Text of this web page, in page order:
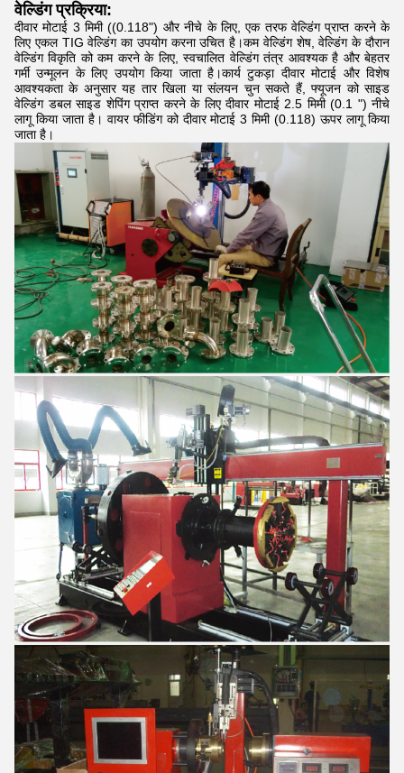
वेल्डिंग प्रक्रिया:
दीवार मोटाई 3 मिमी ((0.118") और नीचे के लिए, एक तरफ वेल्डिंग प्राप्त करने के
लिए एकल TIG वेल्डिंग का उपयोग करना उचित है।कम वेल्डिंग शेष, वेल्डिंग के दौरान
वेल्डिंग विकृति को कम करने के लिए, स्वचालित वेल्डिंग तंत्र आवश्यक है और बेहतर
गर्मी उन्मूलन के लिए उपयोग किया जाता है।कार्य टुकड़ा दीवार मोटाई और विशेष
आवश्यकता के अनुसार यह तार खिला या संलयन चुन सकते हैं, फ्यूजन को साइड
वेल्डिंग डबल साइड शेपिंग प्राप्त करने के लिए दीवार मोटाई 2.5 मिमी (0.1 ") नीचे
लागू किया जाता है। वायर फीडिंग को दीवार मोटाई 3 मिमी (0.118) ऊपर लागू किया
जाता है।